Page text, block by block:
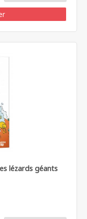
lézards géants